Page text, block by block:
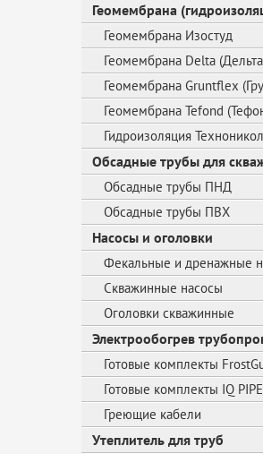
Геомембрана
Геомембрана Изостуд
Геомембрана Delta
Геомембрана Gruntflex
Геомембрана Tefond
Гидроизоляция
Обсадные трубы для
Обсадные трубы ПНД
Обсадные трубы ПВХ
Насосы и оголовки
Фекальные и дренажные
Скважинные насосы
Оголовки скважинные
Электрообогрев
Готовые комплекты
Готовые комплекты IQ PIPE
Греющие кабели
Утеплитель для труб